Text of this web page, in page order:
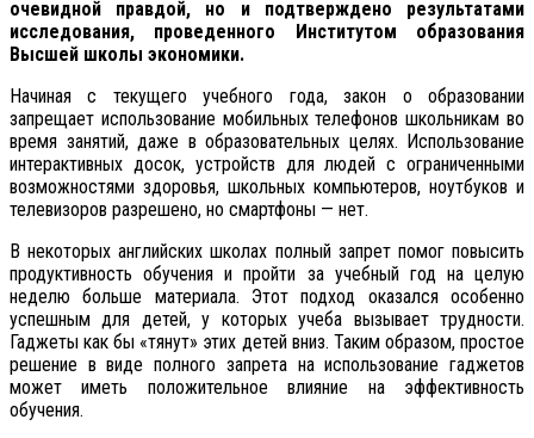
очевидной правдой, но и подтверждено результатами
исследования, проведенного Институтом образования
Высшей школы экономики.
Начиная с текущего учебного года, закон о образовании
запрещает использование мобильных телефонов школьникам во
время занятий, даже в образовательных целях. Использование
интерактивных досок, устройств для людей с ограниченными
возможностями здоровья, школьных компьютеров, ноутбуков и
телевизоров разрешено, но смартфоны — нет.
В некоторых английских школах полный запрет помог повысить
продуктивность обучения и пройти за учебный год на целую
неделю больше материала. Этот подход оказался особенно
успешным для детей, у которых учеба вызывает трудности.
Гаджеты как бы «тянут» этих детей вниз. Таким образом, простое
решение в виде полного запрета на использование гаджетов
может иметь положительное влияние на эффективность
обучения.